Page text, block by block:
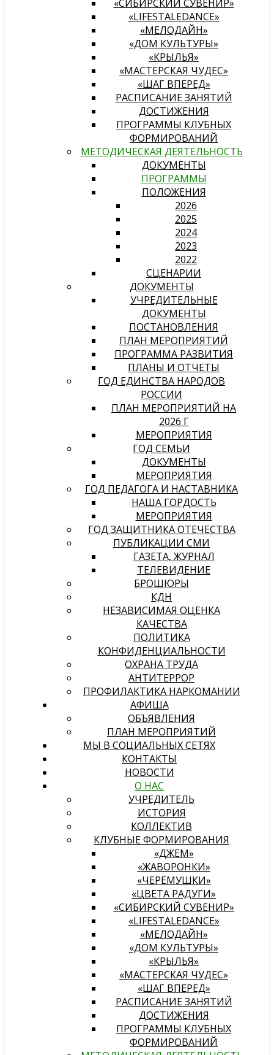
«СИБИРСКИЙ СУВЕНИР»
«LIFESTALEDANCE»
«МЕЛОДАЙН»
«ДОМ КУЛЬТУРЫ»
«КРЫЛЬЯ»
«МАСТЕРСКАЯ ЧУДЕС»
«ШАГ ВПЕРЕД»
РАСПИСАНИЕ ЗАНЯТИЙ
ДОСТИЖЕНИЯ
ПРОГРАММЫ КЛУБНЫХ
ФОРМИРОВАНИЙ
МЕТОДИЧЕСКАЯ ДЕЯТЕЛЬНОСТЬ
ДОКУМЕНТЫ
ПРОГРАММЫ
ПОЛОЖЕНИЯ
2026
2025
2024
2023
2022
СЦЕНАРИИ
ДОКУМЕНТЫ
УЧРЕДИТЕЛЬНЫЕ
ДОКУМЕНТЫ
ПОСТАНОВЛЕНИЯ
ПЛАН МЕРОПРИЯТИЙ
ПРОГРАММА РАЗВИТИЯ
ПЛАНЫ И ОТЧЕТЫ
ГОД ЕДИНСТВА НАРОДОВ
РОССИИ
ПЛАН МЕРОПРИЯТИЙ НА
2026 Г
МЕРОПРИЯТИЯ
ГОД СЕМЬИ
ДОКУМЕНТЫ
МЕРОПРИЯТИЯ
ГОД ПЕДАГОГА И НАСТАВНИКА
НАША ГОРДОСТЬ
МЕРОПРИЯТИЯ
ГОД ЗАЩИТНИКА ОТЕЧЕСТВА
ПУБЛИКАЦИИ СМИ
ГАЗЕТА, ЖУРНАЛ
ТЕЛЕВИДЕНИЕ
БРОШЮРЫ
КДН
НЕЗАВИСИМАЯ ОЦЕНКА
КАЧЕСТВА
ПОЛИТИКА
КОНФИДЕНЦИАЛЬНОСТИ
ОХРАНА ТРУДА
АНТИТЕРРОР
ПРОФИЛАКТИКА НАРКОМАНИИ
АФИША
ОБЪЯВЛЕНИЯ
ПЛАН МЕРОПРИЯТИЙ
МЫ В СОЦИАЛЬНЫХ СЕТЯХ
КОНТАКТЫ
НОВОСТИ
О НАС
УЧРЕДИТЕЛЬ
ИСТОРИЯ
КОЛЛЕКТИВ
КЛУБНЫЕ ФОРМИРОВАНИЯ
«ДЖЕМ»
«ЖАВОРОНКИ»
«ЧЕРЁМУШКИ»
«ЦВЕТА РАДУГИ»
«СИБИРСКИЙ СУВЕНИР»
«LIFESTALEDANCE»
«МЕЛОДАЙН»
«ДОМ КУЛЬТУРЫ»
«КРЫЛЬЯ»
«МАСТЕРСКАЯ ЧУДЕС»
«ШАГ ВПЕРЕД»
РАСПИСАНИЕ ЗАНЯТИЙ
ДОСТИЖЕНИЯ
ПРОГРАММЫ КЛУБНЫХ
ФОРМИРОВАНИЙ